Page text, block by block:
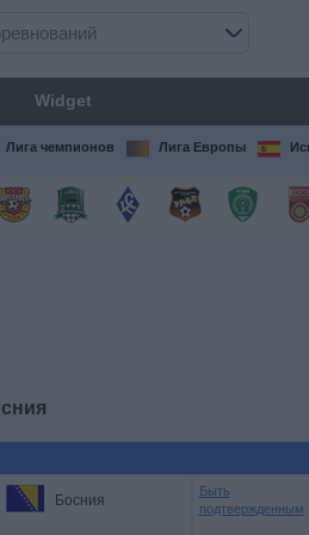
Widget
Лига чемпионов Лига Европы
Босния
Быть
подтвержденным